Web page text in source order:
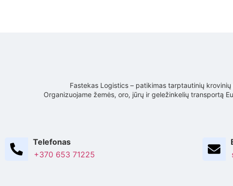
Fastekas Logistics – patikimas tarptautinių
Organizuojame žemės, oro, jūrų ir geležinkelių transportą
Telefonas
+370 653 71225